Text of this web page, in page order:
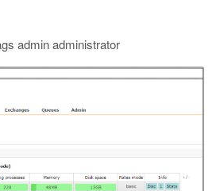
admin administrator